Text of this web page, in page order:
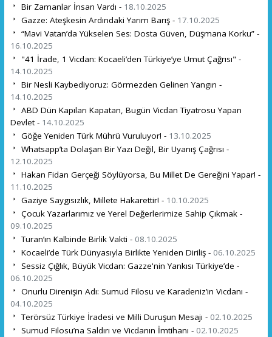
Bir Zamanlar İnsan Vardı - 18.10.2025
Gazze: Ateşkesin Ardındaki Yarım Barış - 17.10.2025
“Mavi Vatan’da Yükselen Ses: Dosta Güven, Düşmana Korku” -
16.10.2025
"41 İrade, 1 Vicdan: Kocaeli’den Türkiye’ye Umut Çağrısı" -
14.10.2025
Bir Nesli Kaybediyoruz: Görmezden Gelinen Yangın -
14.10.2025
ABD Dün Kapıları Kapatan, Bugün Vicdan Tiyatrosu Yapan
Devlet - 14.10.2025
Göğe Yeniden Türk Mührü Vuruluyor! - 13.10.2025
Whatsapp’ta Dolaşan Bir Yazı Değil, Bir Uyanış Çağrısı -
12.10.2025
Hakan Fidan Gerçeği Söylüyorsa, Bu Millet De Gereğini Yapar! -
11.10.2025
Gaziye Saygısızlık, Millete Hakarettir! - 10.10.2025
Çocuk Yazarlarımız ve Yerel Değerlerimize Sahip Çıkmak -
09.10.2025
Turan’ın Kalbinde Birlik Vakti - 08.10.2025
Kocaeli’de Türk Dünyasıyla Birlikte Yeniden Diriliş - 06.10.2025
Sessiz Çığlık, Büyük Vicdan: Gazze'nin Yankısı Türkiye’de -
06.10.2025
Onurlu Direnişin Adı: Sumud Filosu ve Karadeniz’in Vicdanı -
04.10.2025
Terörsüz Türkiye İradesi ve Milli Duruşun Mesajı - 02.10.2025
Sumud Filosu’na Saldırı ve Vicdanın İmtihanı - 02.10.2025